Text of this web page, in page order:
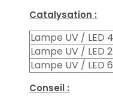
Catalysation :
Lampe UV / LED
Lampe UV / LED
Lampe UV / LED
Conseil :